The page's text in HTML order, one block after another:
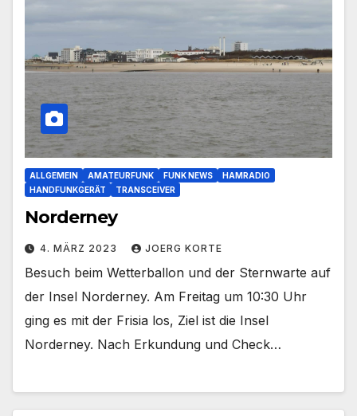
ALLGEMEIN AMATEURFUNK FUNK NEWS
HAMRADIO
HANDFUNKGERÄT
TRANSCEIVER
Norderney
4. MÄRZ 2023 JOERG KORTE
Besuch beim Wetterballon und der Sternwarte auf
der Insel Norderney. Am Freitag um 10:30 Uhr
ging es mit der Frisia los, Ziel ist die Insel
Norderney. Nach Erkundung und Check…